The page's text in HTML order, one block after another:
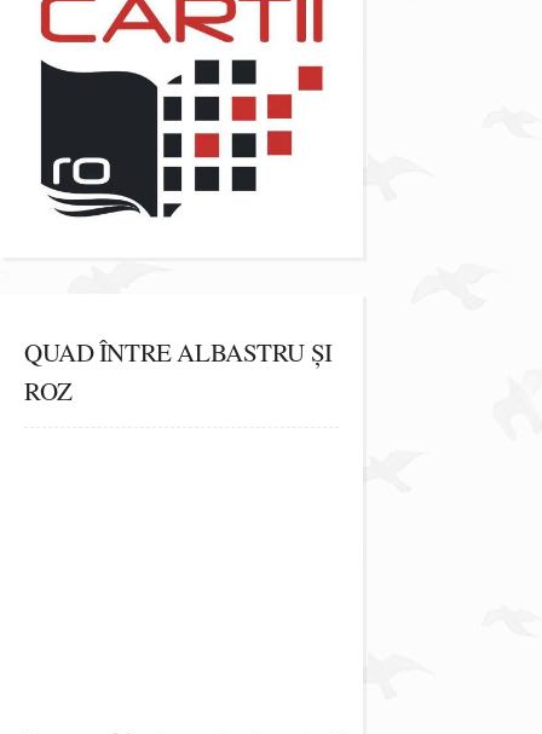
QUAD ÎNTRE ALBASTRU ȘI
ROZ